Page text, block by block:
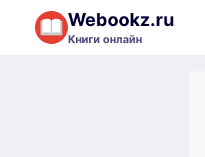
Перейти
содержимому
Webookz.ru
Книги онлайн